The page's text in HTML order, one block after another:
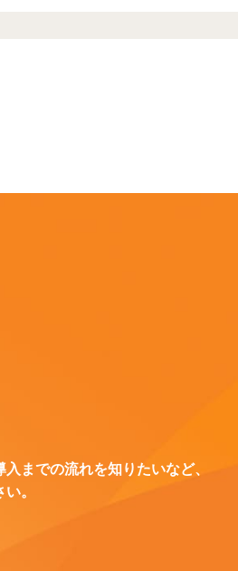
までの流れを知りたいなど、
。